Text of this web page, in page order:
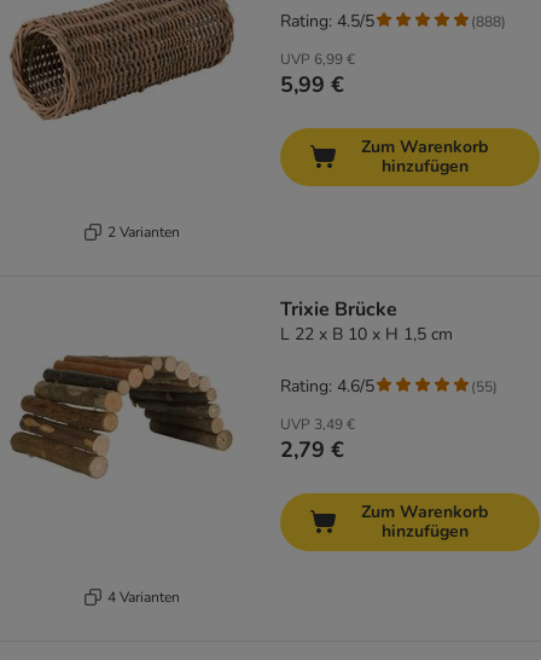
2 Varianten
UVP 6,99 €
5,99 €
Rating: 4.5/5 (888)
Zum Warenkorb
hinzufügen
4 Varianten
Trixie Brücke
L 22 x B 10 x H 1,5 cm
UVP 3,49 €
2,79 €
Rating: 4.6/5 (55)
Zum Warenkorb
hinzufügen